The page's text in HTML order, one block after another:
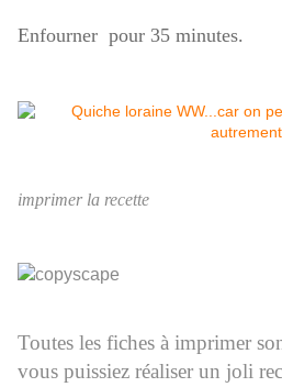
Enfourner pour 35 minutes.
imprimer la recette
Toutes les fiches à imprimer
vous puissiez réaliser un joli